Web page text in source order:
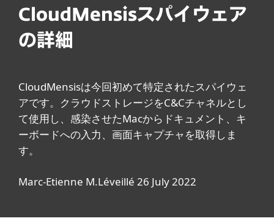
CloudMensisスパイウェア
の詳細
CloudMensisは今回初めて特定されたスパイウェ
アです。クラウドストレージをC&Cチャネルとし
て使用し、感染させたMacからドキュメント、キ
ーボードへの入力、画面キャプチャを取得しま
す。
Marc-Etienne M.Léveillé 26 July 2022